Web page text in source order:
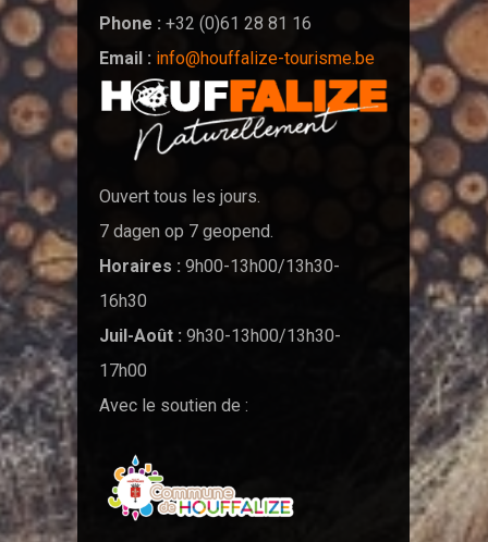
Phone : +32 (0)61 28 81 16
Email : info@houffalize-tourisme.be
Ouvert tous les jours.
7 dagen op 7 geopend.
Horaires : 9h00-13h00/13h30-
16h30
Juil-Août : 9h30-13h00/13h30-
17h00
Avec le soutien de :